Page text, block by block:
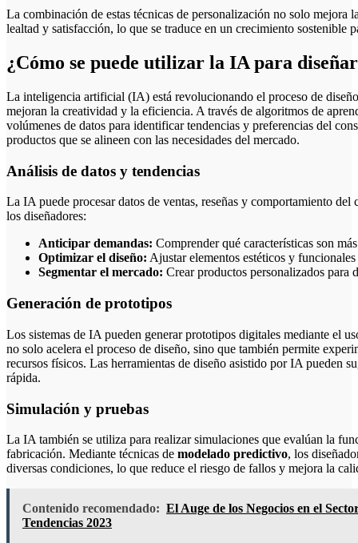
La combinación de estas técnicas de personalización no solo mejora
lealtad y satisfacción, lo que se traduce en un crecimiento sostenible
¿Cómo se puede utilizar la IA para
La inteligencia artificial (IA) está revolucionando el proceso de
mejoran la creatividad y la eficiencia. A través de algoritmos de
volúmenes de datos para identificar tendencias y preferencias del
productos que se alineen con las necesidades del mercado.
Análisis de datos y tendencias
La IA puede procesar datos de ventas, reseñas y comportamiento
los diseñadores:
Anticipar demandas: Comprender qué características son
Optimizar el diseño: Ajustar elementos estéticos y
Segmentar el mercado: Crear productos personalizados para
Generación de prototipos
Los sistemas de IA pueden generar prototipos digitales mediante el
no solo acelera el proceso de diseño, sino que también permite
recursos físicos. Las herramientas de diseño asistido por IA pueden
rápida.
Simulación y pruebas
La IA también se utiliza para realizar simulaciones que evalúan la
fabricación. Mediante técnicas de modelado predictivo, los
diversas condiciones, lo que reduce el riesgo de fallos y mejora la
Contenido recomendado: El Auge de los Negocios en el
Tendencias 2023